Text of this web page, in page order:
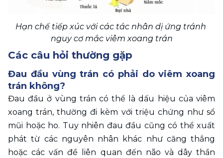
Hạn chế tiếp xúc với các tác nhân dị ứng tránh
nguy cơ mắc viêm xoang trán
Các câu hỏi thường gặp
Đau đầu vùng trán có phải do viêm xoang
trán không?
Đau đầu ở vùng trán có thể là dấu hiệu của viêm
xoang trán, thường đi kèm với triệu chứng như sổ
mũi hoặc ho. Tuy nhiên đau đầu cũng có thể xuất
phát từ các nguyên nhân khác như căng thẳng
hoặc các vấn đề liên quan đến não và dây thần